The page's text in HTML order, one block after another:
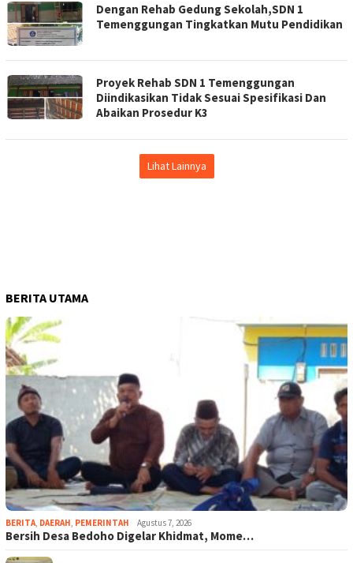
Dengan Rehab Gedung Sekolah,SDN 1
Temenggungan Tingkatkan Mutu Pendidikan
Proyek Rehab SDN 1 Temenggungan
Diindikasikan Tidak Sesuai Spesifikasi Dan
Abaikan Prosedur K3
Lihat Lainnya
BERITA UTAMA
BERITA DAERAH PEMERINTAH Agustus 7, 2026
Bersih Desa Bedoho Digelar Khidmat, Mome…